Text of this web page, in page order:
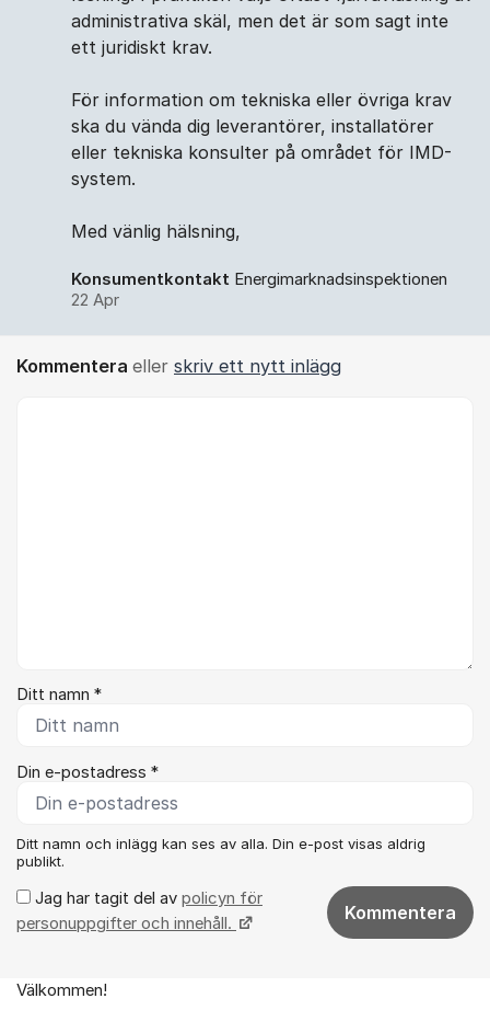
administrativa skäl, men det är som sagt inte
ett juridiskt krav.
För information om tekniska eller övriga krav
ska du vända dig leverantörer, installatörer
eller tekniska konsulter på området för IMD-
system.
Med vänlig hälsning,
Konsumentkontakt Energimarknadsinspektionen
22 Apr
Kommentera eller skriv ett nytt inlägg
Ditt namn *
Din e-postadress *
Ditt namn och inlägg kan ses av alla. Din e-post visas aldrig
publikt.
Jag har tagit del av policyn för
personuppgifter och innehåll.
Kommentera
Om forumet
Välkommen!